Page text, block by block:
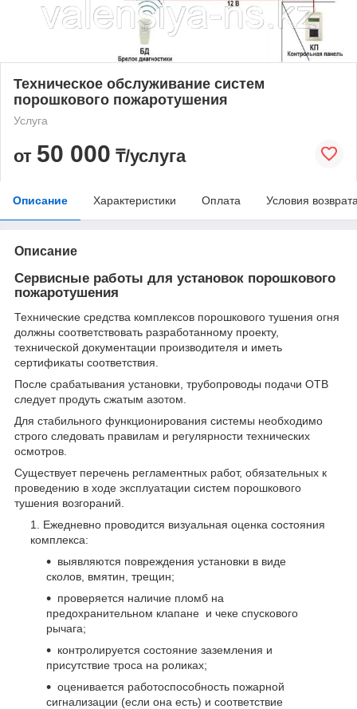
Техническое обслуживание систем
порошкового пожаротушения
Услуга
от 50 000 ₸/услуга
Описание Характеристики Оплата Условия
Описание
Сервисные работы для установок порошкового
пожаротушения
Технические средства комплексов порошкового тушения огня
должны соответствовать разработанному проекту,
технической документации производителя и иметь
сертификаты соответствия.
После срабатывания установки, трубопроводы подачи ОТВ
следует продуть сжатым азотом.
Для стабильного функционирования системы необходимо
строго следовать правилам и регулярности технических
осмотров.
Существует перечень регламентных работ, обязательных к
проведению в ходе эксплуатации систем порошкового
тушения возгораний.
Ежедневно проводится визуальная оценка состояния
комплекса:
выявляются повреждения установки в виде
сколов, вмятин, трещин;
проверяется наличие пломб на
предохранительном клапане и чеке спускового
рычага;
контролируется состояние заземления и
присутствие троса на роликах;
оценивается работоспособность пожарной
сигнализации (если она есть) и соответствие